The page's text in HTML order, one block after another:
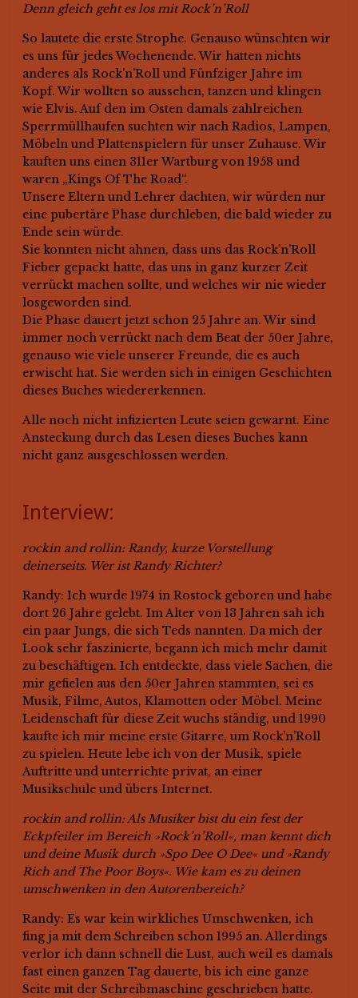
Denn gleich geht es los mit Rock’n’Roll
So lautete die erste Strophe. Genauso wünschten wir
es uns für jedes Wochenende. Wir hatten nichts
anderes als Rock’n’Roll und Fünfziger Jahre im
Kopf. Wir wollten so aussehen, tanzen und klingen
wie Elvis. Auf den im Osten damals zahlreichen
Sperrmüllhaufen suchten wir nach Radios, Lampen,
Möbeln und Plattenspielern für unser Zuhause. Wir
kauften uns einen 311er Wartburg von 1958 und
waren „Kings Of The Road“.
Unsere Eltern und Lehrer dachten, wir würden nur
eine pubertäre Phase durchleben, die bald wieder zu
Ende sein würde.
Sie konnten nicht ahnen, dass uns das Rock’n’Roll
Fieber gepackt hatte, das uns in ganz kurzer Zeit
verrückt machen sollte, und welches wir nie wieder
losgeworden sind.
Die Phase dauert jetzt schon 25 Jahre an. Wir sind
immer noch verrückt nach dem Beat der 50er Jahre,
genauso wie viele unserer Freunde, die es auch
erwischt hat. Sie werden sich in einigen Geschichten
dieses Buches wiedererkennen.
Alle noch nicht infizierten Leute seien gewarnt. Eine
Ansteckung durch das Lesen dieses Buches kann
nicht ganz ausgeschlossen werden.
Interview:
rockin and rollin: Randy, kurze Vorstellung
deinerseits. Wer ist Randy Richter?
Randy: Ich wurde 1974 in Rostock geboren und habe
dort 26 Jahre gelebt. Im Alter von 13 Jahren sah ich
ein paar Jungs, die sich Teds nannten. Da mich der
Look sehr faszinierte, begann ich mich mehr damit
zu beschäftigen. Ich entdeckte, dass viele Sachen, die
mir gefielen aus den 50er Jahren stammten, sei es
Musik, Filme, Autos, Klamotten oder Möbel. Meine
Leidenschaft für diese Zeit wuchs ständig, und 1990
kaufte ich mir meine erste Gitarre, um Rock’n’Roll
zu spielen. Heute lebe ich von der Musik, spiele
Auftritte und unterrichte privat, an einer
Musikschule und übers Internet.
rockin and rollin: Als Musiker bist du ein fest der
Eckpfeiler im Bereich »Rock’n’Roll«, man kennt dich
und deine Musik durch »Spo Dee O Dee« und »Randy
Rich and The Poor Boys«. Wie kam es zu deinen
umschwenken in den Autorenbereich?
Randy: Es war kein wirkliches Umschwenken, ich
fing ja mit dem Schreiben schon 1995 an. Allerdings
verlor ich dann schnell die Lust, auch weil es damals
fast einen ganzen Tag dauerte, bis ich eine ganze
Seite mit der Schreibmaschine geschrieben hatte.